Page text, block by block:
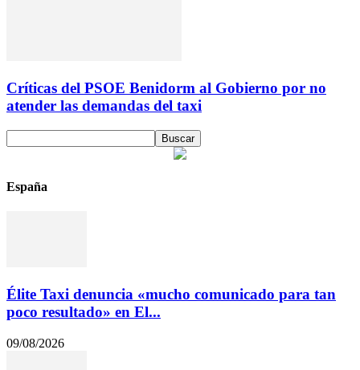
Críticas del PSOE Benidorm al Gobierno por no
atender las demandas del taxi
España
Élite Taxi denuncia «mucho comunicado para tan
poco resultado» en El...
09/08/2026